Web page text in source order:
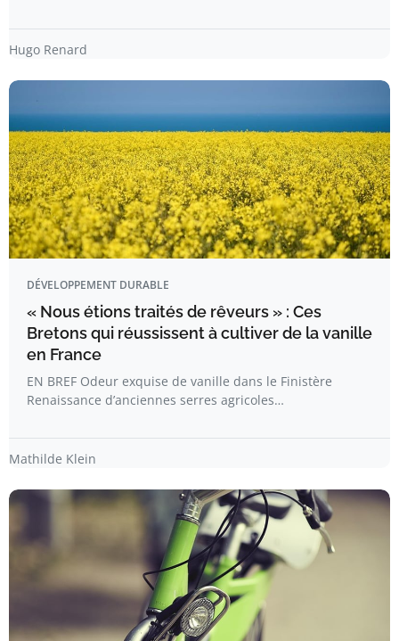
Hugo Renard
DÉVELOPPEMENT DURABLE
« Nous étions traités de rêveurs » : Ces
Bretons qui réussissent à cultiver de la vanille
en France
EN BREF Odeur exquise de vanille dans le Finistère
Renaissance d’anciennes serres agricoles…
Mathilde Klein